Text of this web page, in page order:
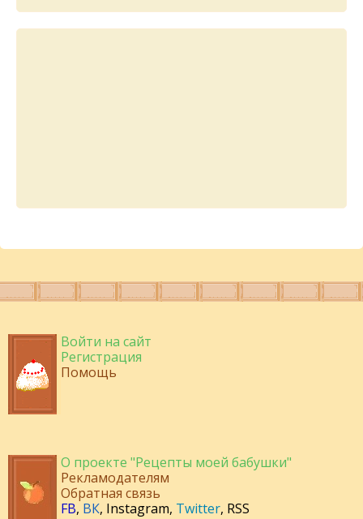
Войти на сайт
Регистрация
Помощь
О проекте "Рецепты моей бабушки"
Рекламодателям
Обратная связь
FB, ВК, Instagram, Twitter, RSS